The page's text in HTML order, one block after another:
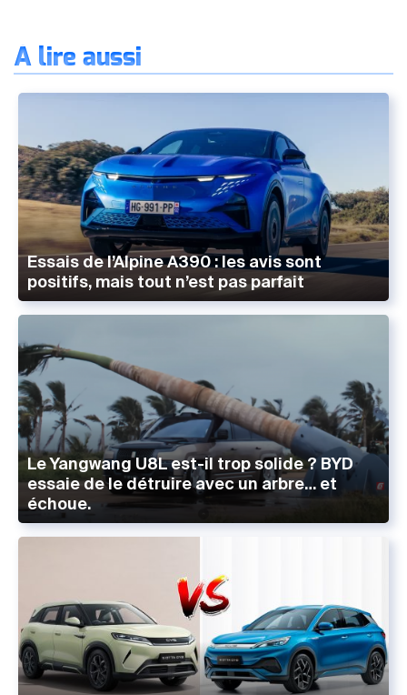
À lire aussi
Essais de l’Alpine A390 : les avis sont
positifs, mais tout n’est pas parfait
Le Yangwang U8L est-il trop solide ? BYD
essaie de le détruire avec un arbre… et
échoue.